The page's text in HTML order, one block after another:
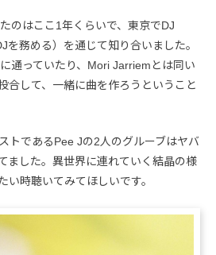
のはここ1年くらいで、東京でDJ
を務める）を通じて知り合いました。
通っていたり、Mori Jarriemとは同い
合して、一緒に曲を作ろうということ
トであるPee Jの2人のグルーブはヤバ
ました。異世界に連れていく結晶の様
い時聴いてみてほしいです。